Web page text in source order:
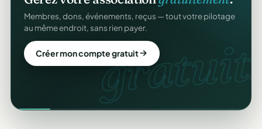
gratuit.
Membres, dons, événements, reçus — tout votre pilotage
au même endroit, sans rien payer.
Créer mon compte gratuit